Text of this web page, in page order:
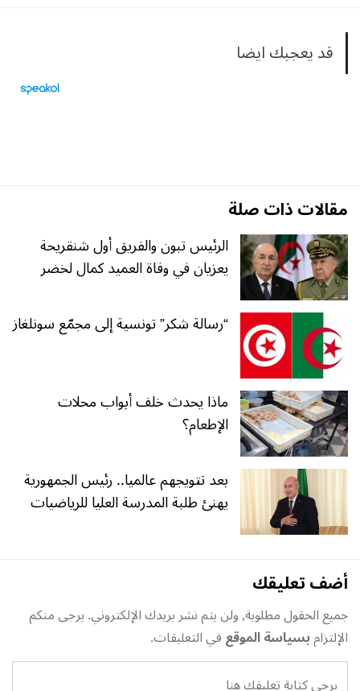
قد يعجبك ايضا
مقالات ذات صلة
الرئيس تبون والفريق أول شنقريحة
يعزيان في وفاة العميد كمال لخضر
“رسالة شكر” تونسية إلى مجمّع سونلغاز
ماذا يحدث خلف أبواب محلات
الإطعام؟
بعد تتويجهم عالميا.. رئيس الجمهورية
يهنئ طلبة المدرسة العليا للرياضيات
أضف تعليقك
جميع الحقول مطلوبة, ولن يتم نشر بريدك الإلكتروني. يرجى منكم
الإلتزامبسياسة الموقعفي التعليقات.